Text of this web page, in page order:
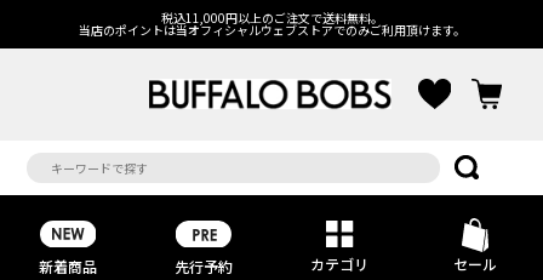
税込11,000円以上のご注文で送料無料。
当店のポイントは当オフィシャルウェブストアでのみご利用頂けます。
新着商品 先行予約 カテゴリ セール